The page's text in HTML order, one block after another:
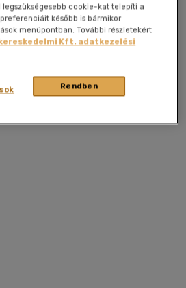
Rendezés
Alkalmaz
cookie-kat telepíti a
később is bármikor
menüpontban. További részletekért
Kft. adatkezelési
Rendben